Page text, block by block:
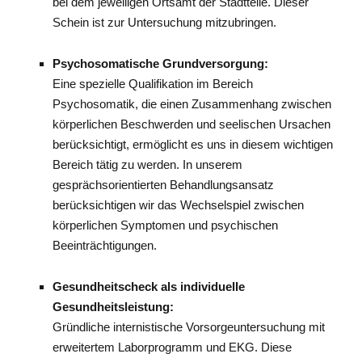
Schein ist zur Untersuchung mitzubringen.
Psychosomatische Grundversorgung:
Eine spezielle Qualifikation im Bereich
Psychosomatik, die einen Zusammenhang zwischen
körperlichen Beschwerden und seelischen Ursachen
berücksichtigt, ermöglicht es uns in diesem wichtigen
Bereich tätig zu werden. In unserem
gesprächsorientierten Behandlungsansatz
berücksichtigen wir das Wechselspiel zwischen
körperlichen Symptomen und psychischen
Beeinträchtigungen.
Gesundheitscheck als individuelle
Gesundheitsleistung:
Gründliche internistische Vorsorgeuntersuchung mit
erweitertem Laborprogramm und EKG. Diese